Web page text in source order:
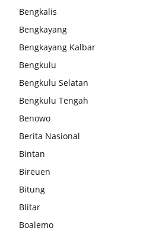
Bengkalis
Bengkayang
Bengkayang Kalbar
Bengkulu
Bengkulu Selatan
Bengkulu Tengah
Benowo
Berita Nasional
Bintan
Bireuen
Bitung
Blitar
Boalemo